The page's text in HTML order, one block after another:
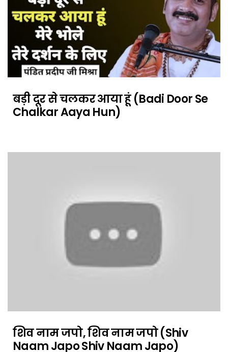
बड़ी दूर से चलकर आया हूं (Badi Door Se
Chalkar Aaya Hun)
शिव नाम जपो, शिव नाम जपो (Shiv
Naam Japo Shiv Naam Japo)